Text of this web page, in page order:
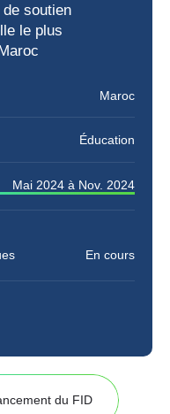
de soutien
le plus
Maroc
Éducation
Mai 2024 à Nov. 2024
En cours
du FID